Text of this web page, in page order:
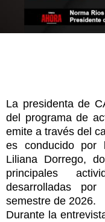
La presidenta de
del programa de
emite a través del
es conducido por
Liliana Dorrego,
principales
desarrolladas
semestre de 2026.
Durante la